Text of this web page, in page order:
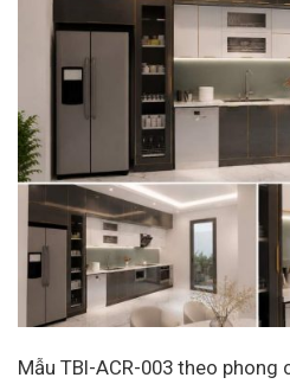
Mẫu TBI-ACR-003 theo phong